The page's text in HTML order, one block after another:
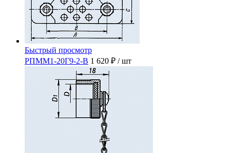
Быстрый просмотр
РПММ1-20Г9-2-В 1 620 ₽ / шт